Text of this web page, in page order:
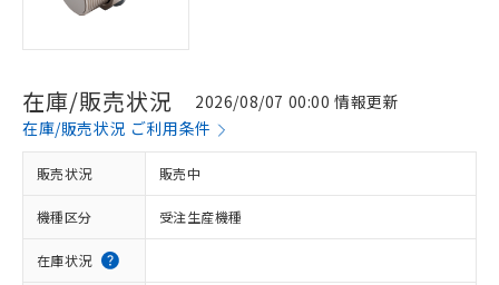
在庫/販売状況
2026/08/07 00:00 情報更新
在庫/販売状況 ご利用条件
販売状況 販売中
機種区分 受注生産機種
在庫状況